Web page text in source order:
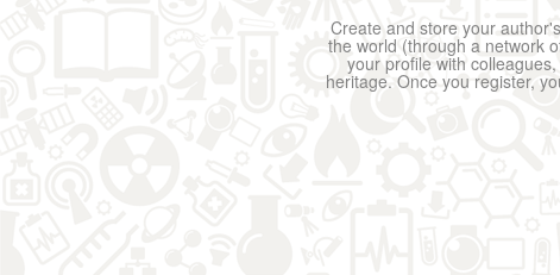
Create and store your
the world (through a network
your profile with
heritage. Once you register,